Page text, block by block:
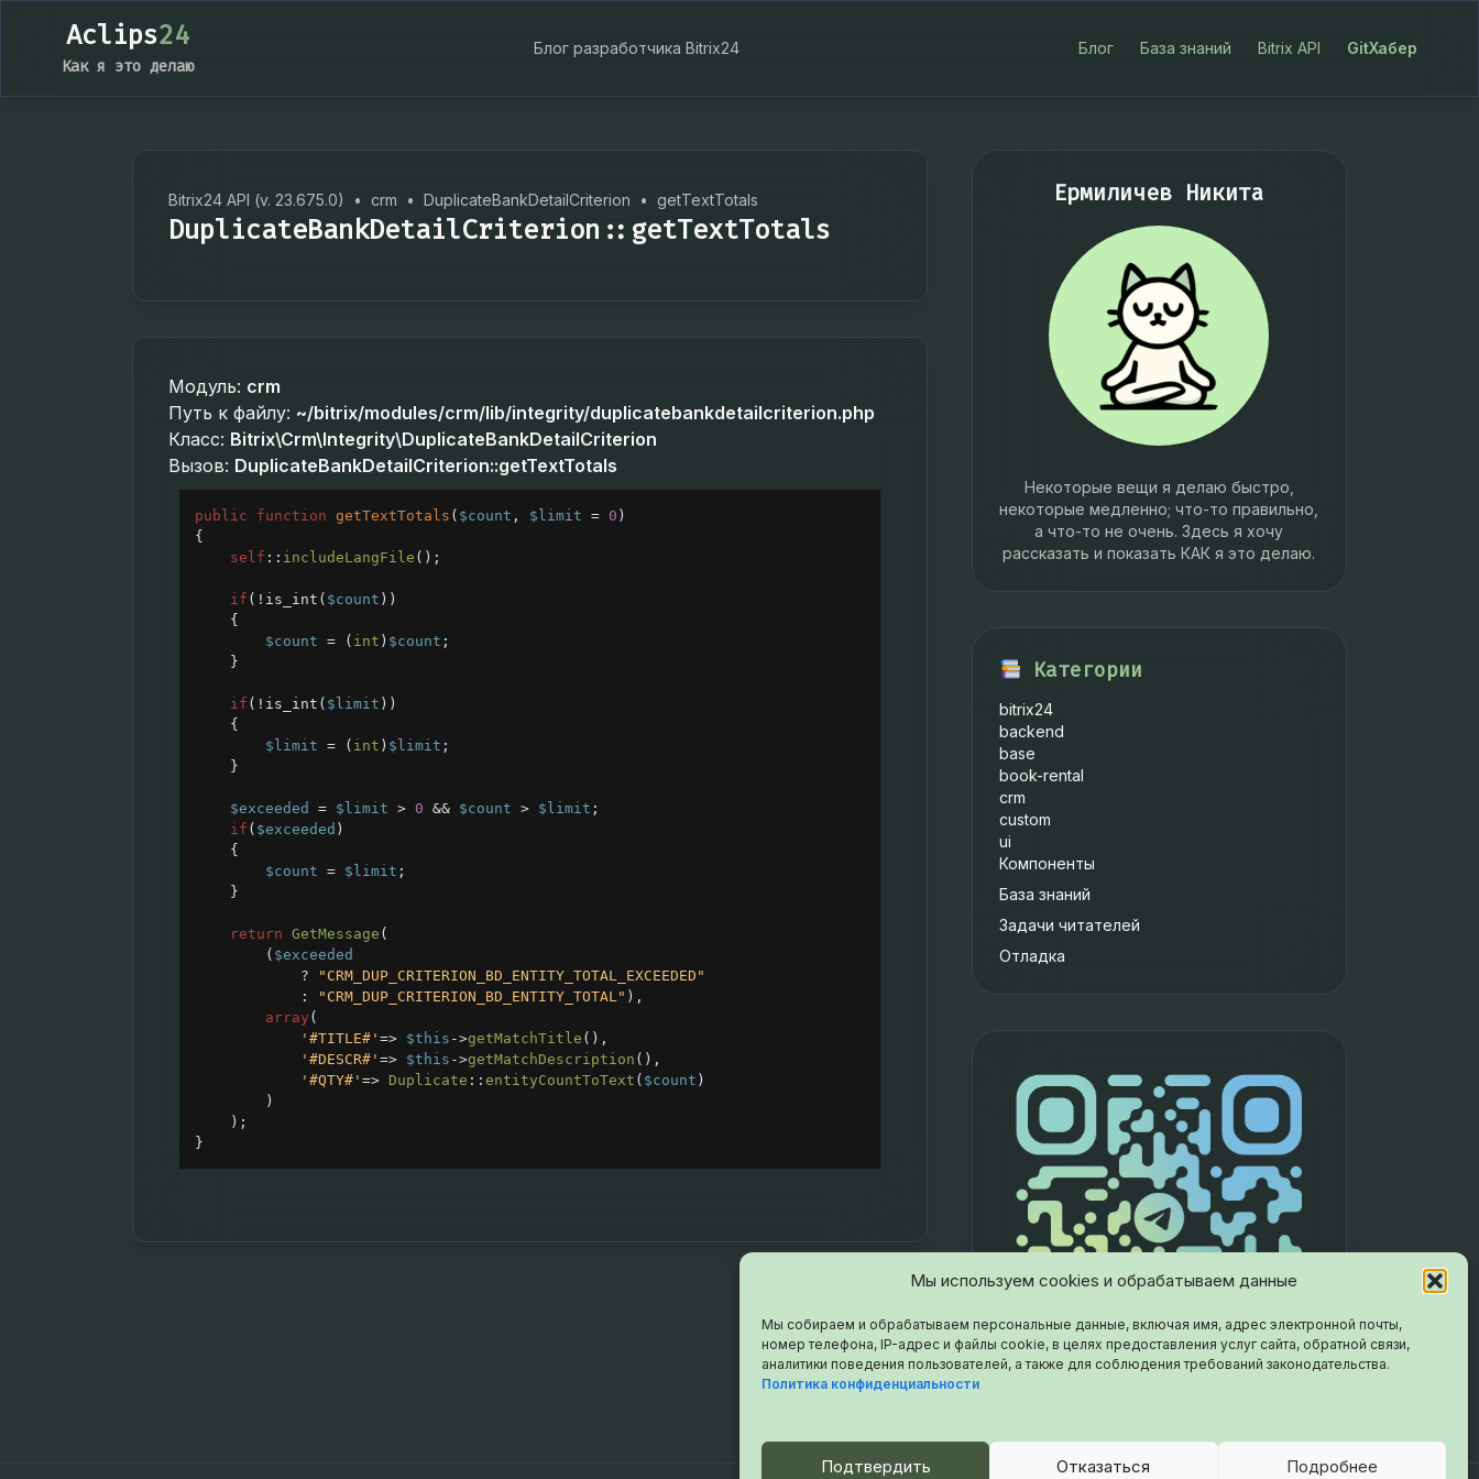
Мы используем cookies и обрабатываем данные
Мы собираем и обрабатываем персональные данные, включая имя, адрес электронной почты,
номер телефона, IP-адрес и файлы cookie, в целях предоставления услуг сайта, обратной связи,
аналитики поведения пользователей, а также для соблюдения требований законодательства.
Политика конфиденциальности
Подтвердить Отказаться Подробнее
Aclips24
Как я это делаю
Блог разработчика Bitrix24 Блог База знаний Bitrix API GitХабер
Bitrix24 API (v. 23.675.0) • crm • DuplicateBankDetailCriterion • getTextTotals
DuplicateBankDetailCriterion::getTextTotals
Модуль: crm
Путь к файлу: ~/bitrix/modules/crm/lib/integrity/duplicatebankdetailcriterion.php
Класс: Bitrix\Crm\Integrity\DuplicateBankDetailCriterion
Вызов: DuplicateBankDetailCriterion::getTextTotals
public function getTextTotals ( $count , $limit = 0 )
{
self :: includeLangFile ();
if ( ! is_int ( $count ))
{
$count = ( int ) $count ;
}
if ( ! is_int ( $limit ))
{
$limit = ( int ) $limit ;
}
$exceeded = $limit > 0 && $count > $limit ;
if ( $exceeded )
{
$count = $limit ;
}
return GetMessage (
( $exceeded
?
"CRM_DUP_CRITERION_BD_ENTITY_TOTAL_EXCEEDED"
:
"CRM_DUP_CRITERION_BD_ENTITY_TOTAL" ),
array (
'#TITLE#' => $this ->getMatchTitle (),
'#DESCR#' => $this ->getMatchDescription (),
'#QTY#' => Duplicate :: entityCountToText ( $count )
)
);
}
Ермиличев Никита
Некоторые вещи я делаю быстро,
некоторые медленно; что-то правильно,
а что-то не очень. Здесь я хочу
рассказать и показать КАК я это делаю.
Категории
bitrix24
backend
base
book-rental
crm
custom
ui
Компоненты
База знаний
Задачи читателей
Отладка